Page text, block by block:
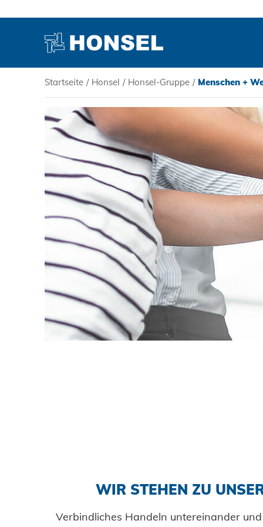
PRODUKTE
HONSEL
KOMPETENZ
SERVICE
DOWNLOADS
KARRIERE
Startseite / Honsel / Honsel-Gruppe / Menschen +
WIR STEHEN ZU
Verbindliches Handeln untereinander